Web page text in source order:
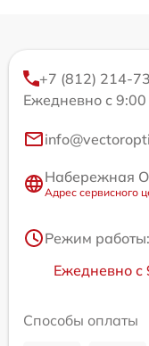
+7 (812) 214-
Ежедневно с
Набережная
Адрес сервисного
Режим работы:
Ежедневно с
Способы оплаты